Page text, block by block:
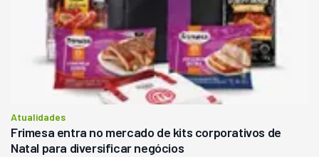
Atualidades
Frimesa entra no mercado de kits corporativos de
Natal para diversificar negócios